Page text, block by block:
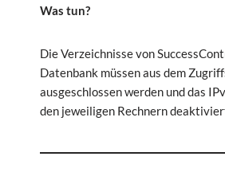
Was tun?
Die Verzeichnisse von
Datenbank müssen aus dem
ausgeschlossen werden und das
den jeweiligen Rechnern